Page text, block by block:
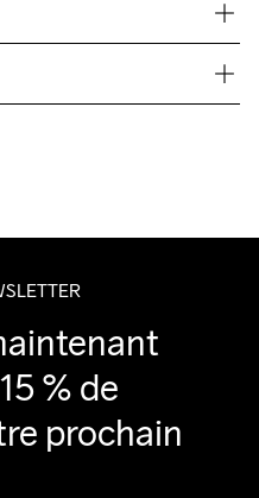
% de
prochain